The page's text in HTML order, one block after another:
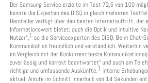
Der Samsung Service erzielte im Test 72,6 von 100
konnte die Experten des DISQ in gleich mehreren
Hersteller verfügt über den besten Internetauftritt, der
Informationswert bietet; auch die Optik und intuitive
Nutzer“,1so die Serviceexperten des DISQ. Beim Chat-
Kommunikation freundlich und verständlich. Weiterhin
im Vergleich mit der Konkurrenz beste
zuverlässig und korrekt beantwortet“ und auch am
richtige und umfassende Auskünfte.1 Interne
aktuell Anrufe im Schnitt innerhalb von 14 Sekunden